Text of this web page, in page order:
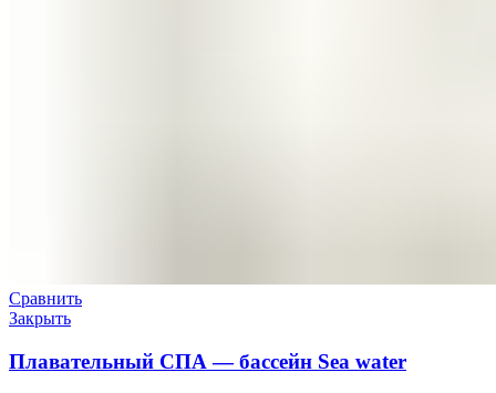
Сравнить
Закрыть
Плавательный СПА — бассейн Sea water